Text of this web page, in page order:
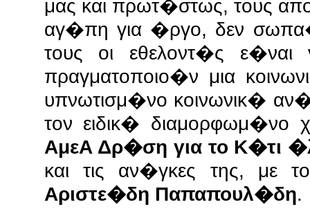
μας και πρωτ�στως, τους
αγ�πη για �ργο, δεν
τους οι εθελοντ�ς
πραγματοποιο�ν μια
υπνωτισμ�νο κοινωνικ�
τον ειδικ�
ΑμεΑ Δρ�ση για το Κ�τι
και τις αν�γκες της, με
Αριστε�δη Παπαπουλ�δη.